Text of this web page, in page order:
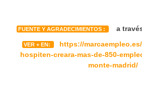
FUENTE Y AGRADECIMIENTOS : a
VER + EN:
https://
hospiten-creara-mas-de-850-
monte-madrid/